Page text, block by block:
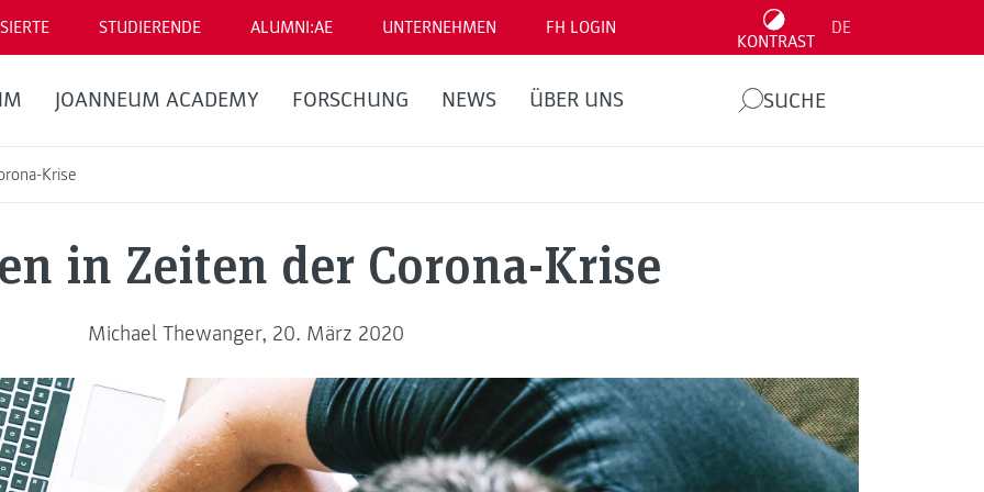
STUDIERENDE ALUMNI:AE UNTERNEHMEN FH LOGIN
KONTRAST
DE
JOANNEUM ACADEMY FORSCHUNG NEWS ÜBER UNS SUCHE
Krise
in Zeiten der Corona-Krise
Michael Thewanger, 20. März 2020